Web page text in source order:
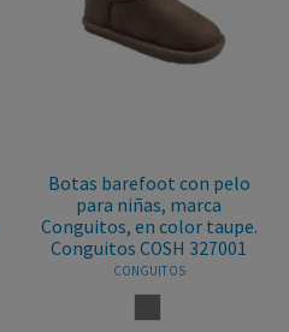
Botas barefoot con pelo
para niñas, marca
Conguitos, en color taupe.
Conguitos COSH 327001
CONGUITOS